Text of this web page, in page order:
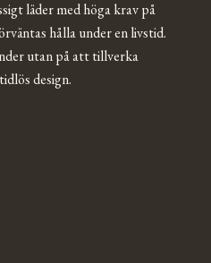
läder med höga krav på
hålla under en livstid.
utan på att tillverka
design.